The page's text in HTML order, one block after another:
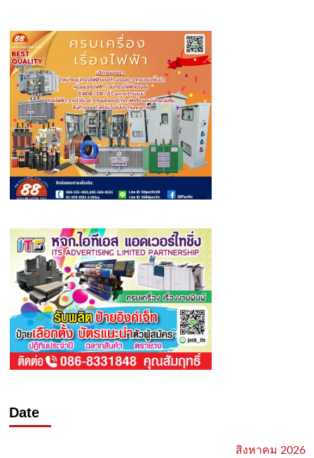
Date
สิงหาคม 2026